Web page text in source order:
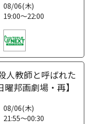
08/06(木)
19:00～22:00
人教師と呼ばれた
邦画劇場・再】
08/06(木)
21:55～00:30